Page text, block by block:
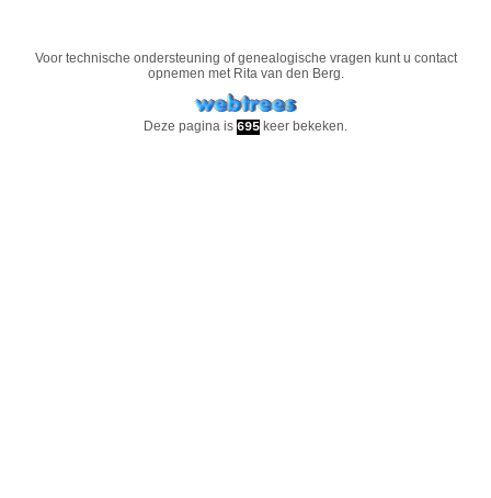
Voor technische ondersteuning of genealogische vragen kunt u contact
opnemen met Rita van den Berg.
Deze pagina is 695 keer bekeken.